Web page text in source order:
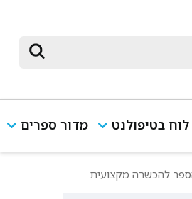
לוח בטיפולנט מדור ספרים
להכשרה מקצועית